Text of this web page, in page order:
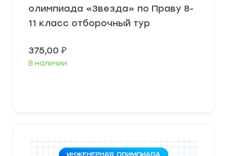
олимпиада «Звезда» по Праву 8-
11 класс отборочный тур
375,00 ₽
В наличии